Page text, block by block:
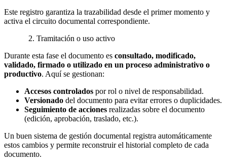
Este registro garantiza la trazabilidad desde el primer momento y
activa el circuito documental correspondiente.
2. Tramitación o uso activo
Durante esta fase el documento es consultado, modificado,
validado, firmado o utilizado en un proceso administrativo o
productivo. Aquí se gestionan:
Accesos controlados por rol o nivel de responsabilidad.
Versionado del documento para evitar errores o duplicidades.
Seguimiento de acciones realizadas sobre el documento
(edición, aprobación, traslado, etc.).
Un buen sistema de gestión documental registra automáticamente
estos cambios y permite reconstruir el historial completo de cada
documento.